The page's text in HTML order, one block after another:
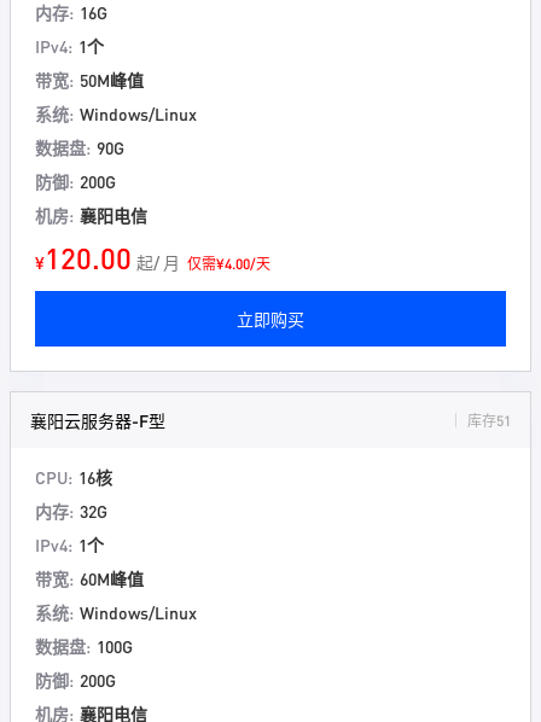
内存: 16G
IPv4: 1个
带宽: 50M峰值
系统: Windows/Linux
数据盘: 90G
防御: 200G
机房: 襄阳电信
¥120.00 起/ 月 仅需¥4.00/天
立即购买
襄阳云服务器-F型 库存51
CPU: 16核
内存: 32G
IPv4: 1个
带宽: 60M峰值
系统: Windows/Linux
数据盘: 100G
防御: 200G
机房: 襄阳电信